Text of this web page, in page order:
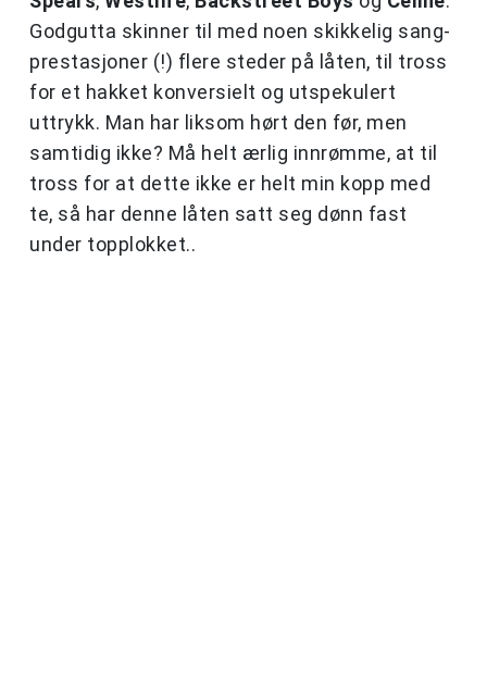
Godgutta skinner til med noen skikkelig sang-
prestasjoner (!) flere steder på låten, til tross
for et hakket konversielt og utspekulert
uttrykk. Man har liksom hørt den før, men
samtidig ikke? Må helt ærlig innrømme, at til
tross for at dette ikke er helt min kopp med
te, så har denne låten satt seg dønn fast
under topplokket..